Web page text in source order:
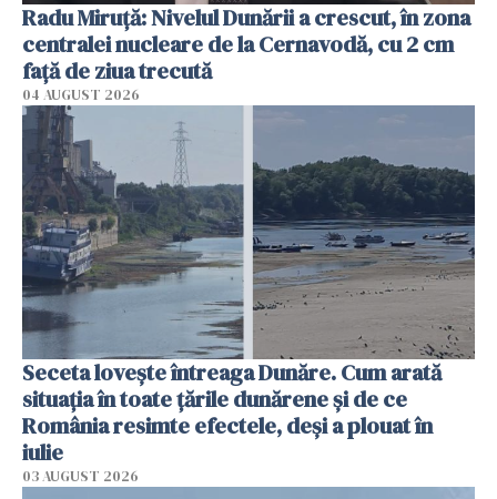
Radu Miruţă: Nivelul Dunării a crescut, în zona
centralei nucleare de la Cernavodă, cu 2 cm
faţă de ziua trecută
04 AUGUST 2026
Seceta lovește întreaga Dunăre. Cum arată
situația în toate țările dunărene și de ce
România resimte efectele, deși a plouat în
iulie
03 AUGUST 2026